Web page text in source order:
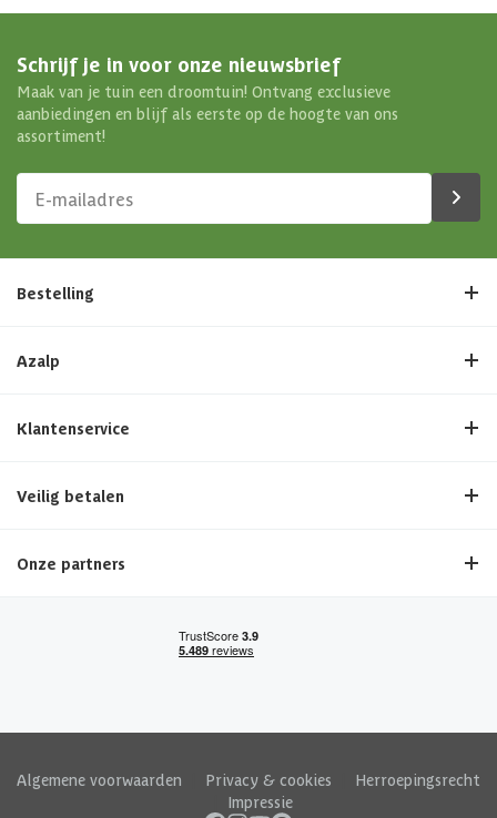
Schrijf je in voor onze nieuwsbrief
Maak van je tuin een droomtuin! Ontvang exclusieve
aanbiedingen en blijf als eerste op de hoogte van ons
assortiment!
Bestelling
Azalp
Klantenservice
Veilig betalen
Onze partners
Algemene voorwaarden Privacy & cookies
Herroepingsrecht
Impressie